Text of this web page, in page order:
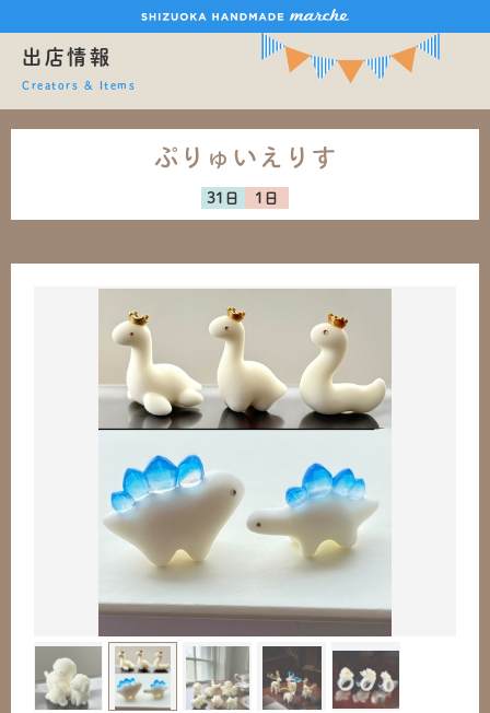
出店情報
Creators & Items
ぷりゅいえりす